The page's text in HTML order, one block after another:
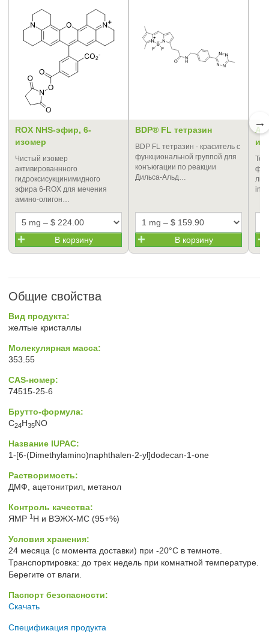
ROX NHS-эфир, 6-
изомер
Чистый изомер
активированнного
гидроксисукцинимидного
эфира 6-ROX для мечения
амино-олигон…
В корзину
BDP® FL тетразин
BDP FL тетразин - краситель с
функциональной группой для
конъюгации по реакции
Дильса-Альд…
В корзину
AF
in
→
Общие свойства
Вид продукта:
желтые кристаллы
Молекулярная масса:
353.55
CAS-номер:
74515-25-6
Брутто-формула:
C24H35NO
Название IUPAC:
1-[6-(Dimethylamino)naphthalen-2-yl]dodecan-1-one
Растворимость:
ДМФ, ацетонитрил, метанол
Контроль качества:
ЯМР 1 H и ВЭЖХ-МС (95+%)
Условия хранения:
24 месяца (с момента доставки) при -20°C в темноте.
Транспортировка: до трех недель при комнатной температуре.
Берегите от влаги.
Паспорт безопасности:
Скачать
Спецификация продукта